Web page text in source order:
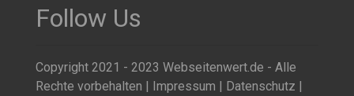
Follow Us
Copyright 2021 - 2023 Webseitenwert.de - Alle
Rechte vorbehalten | Impressum | Datenschutz |